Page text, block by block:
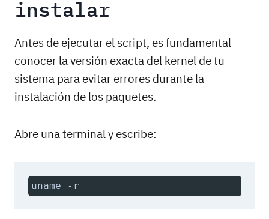
instalar
Antes de ejecutar el script, es fundamental
conocer la versión exacta del kernel de tu
sistema para evitar errores durante la
instalación de los paquetes.
Abre una terminal y escribe:
uname -r